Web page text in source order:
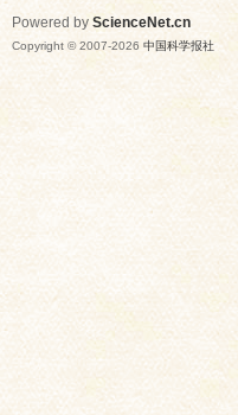
Powered by ScienceNet.cn
Copyright © 2007-2026 中国科学报社